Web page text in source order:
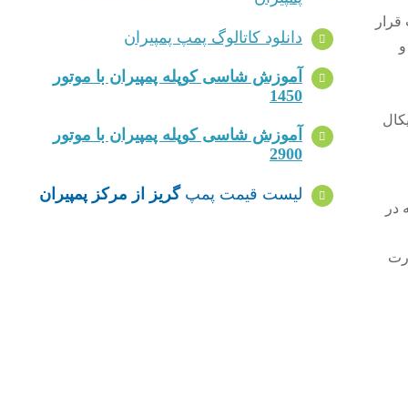
در
دانلود کاتالوگ پمپ پمپیران
آموزش شاسی کوپله پمپیران با موتور
1450
آموزش شاسی کوپله پمپیران با موتور
2900
لیست قیمت پمپگریز از مرکز پمپیران